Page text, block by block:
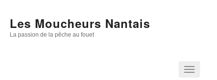
Les Moucheurs Nantais
La passion de la pêche au fouet